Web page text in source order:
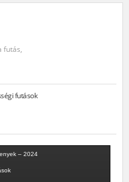
futás,
futások
– 2024